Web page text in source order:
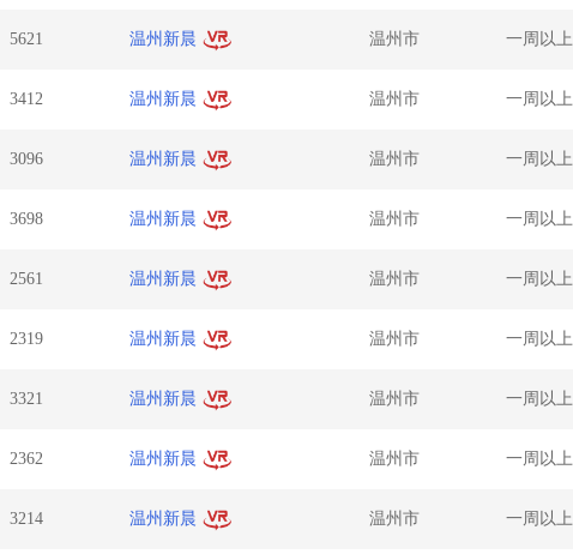
5621 温州新晨 温州市 一周以上
3412 温州新晨 温州市 一周以上
3096 温州新晨 温州市 一周以上
3698 温州新晨 温州市 一周以上
2561 温州新晨 温州市 一周以上
2319 温州新晨 温州市 一周以上
3321 温州新晨 温州市 一周以上
2362 温州新晨 温州市 一周以上
3214 温州新晨 温州市 一周以上